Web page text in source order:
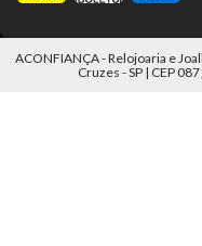
ACONFIANÇA - Relojoaria e
Cruzes - SP | CEP